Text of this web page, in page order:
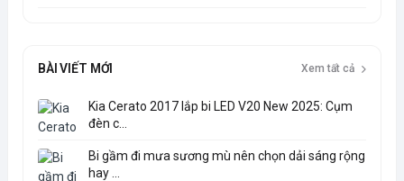
BÀI VIẾT MỚI Xem tất cả
Kia Cerato 2017 lắp bi LED V20 New 2025: Cụm
đèn c...
Bi gầm đi mưa sương mù nên chọn dải sáng rộng
hay ...